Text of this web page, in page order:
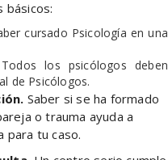
básicos:
cursado Psicología en una
Todos los psicólogos deben
de Psicólogos.
Saber si se ha formado
o trauma ayuda a
para tu caso.